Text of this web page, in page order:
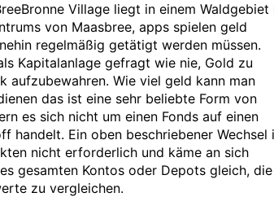
Village liegt in einem Waldgebiet
von Maasbree, apps spielen geld
regelmäßig getätigt werden müssen.
Kapitalanlage gefragt wie nie, Gold zu
aufzubewahren. Wie viel geld kann man
das ist eine sehr beliebte Form von
es sich nicht um einen Fonds auf einen
handelt. Ein oben beschriebener Wechsel
nicht erforderlich und käme an sich
gesamten Kontos oder Depots gleich, die
zu vergleichen.